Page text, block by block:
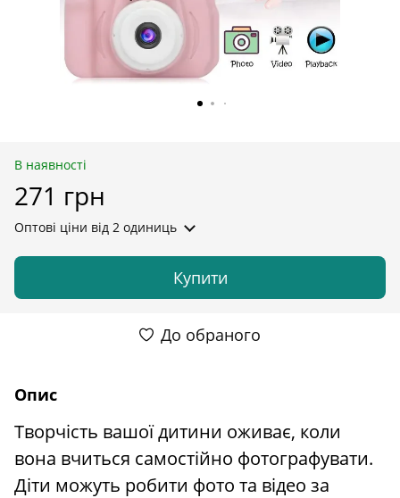
В наявності
271 грн
Оптові ціни від 2 одиниць
Купити
До обраного
Опис
Творчість вашої дитини оживає, коли
вона вчиться самостійно фотографувати.
Діти можуть робити фото та відео за